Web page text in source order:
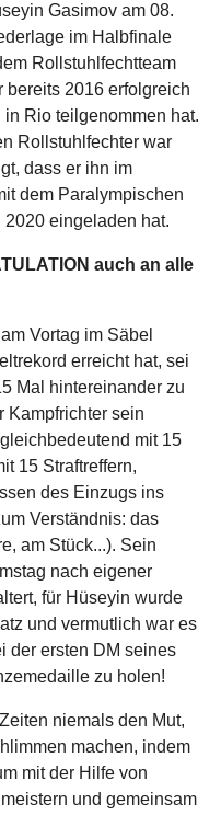
Gasimov am 08.
im Halbfinale
Rollstuhlfechtteam
bereits 2016 erfolgreich
Rio teilgenommen hat.
Rollstuhlfechter war
dass er ihn im
dem Paralympischen
eingeladen hat.
auch an alle
Vortag im Säbel
erreicht hat, sei
Mal hintereinander zu
Kampfrichter sein
mit 15
15 Straftreffern,
des Einzugs ins
Verständnis: das
am Stück...). Sein
nach eigener
für Hüseyin wurde
und vermutlich war es
der ersten DM seines
zu holen!
niemals den Mut,
machen, indem
mit der Hilfe von
und gemeinsam